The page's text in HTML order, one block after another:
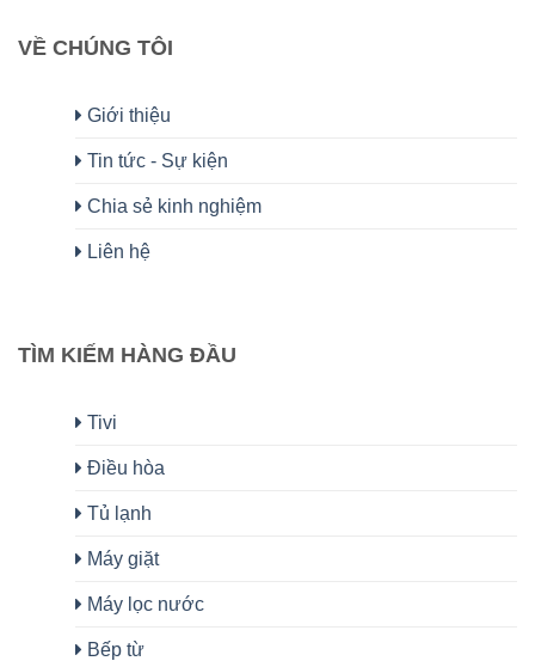
VỀ CHÚNG TÔI
Giới thiệu
Tin tức - Sự kiện
Chia sẻ kinh nghiệm
Liên hệ
TÌM KIẾM HÀNG ĐẦU
Tivi
Điều hòa
Tủ lạnh
Máy giặt
Máy lọc nước
Bếp từ